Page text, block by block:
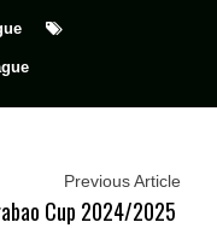
Previous Article
Cup 2024/2025